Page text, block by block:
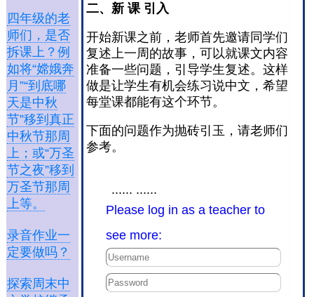
四年级的老
师们，是否
拆课上？例
如将“嫦娥奔
月”“到底哪
天是中秋
节”移到真正
中秋节那周
上；或“万圣
节之夜”移到
万圣节那周
上等。
录音作业一
定要做吗？
探索周末中
二、新 课 引入
开始新课之前，老师首先邀请同学们
复述上一周的故事，可以就课文内容
准备一些问题，引导学生复述。这样
做是让学生有机会练习说中文，希望
每堂课都能有这个环节。
下面的问题作为抛砖引玉，请老师们
参考。
...... ......
Please log in as a teacher to
see more: